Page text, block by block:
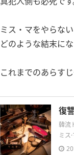
ミス・マをやらな
どのような結末に
これまでのあらす
復
韓流
ミス